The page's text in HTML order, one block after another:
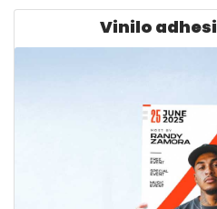
Vinilo
Ver detalles Vinilo adhesivo +